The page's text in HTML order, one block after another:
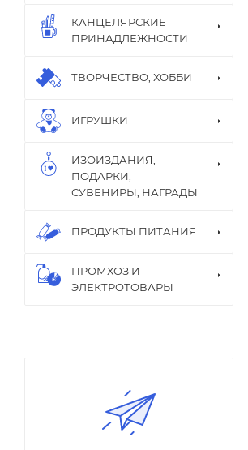
КАНЦЕЛЯРСКИЕ
ПРИНАДЛЕЖНОСТИ
ТВОРЧЕСТВО, ХОББИ
ИГРУШКИ
ИЗОИЗДАНИЯ,
ПОДАРКИ,
СУВЕНИРЫ, НАГРАДЫ
ПРОДУКТЫ ПИТАНИЯ
ПРОМХОЗ И
ЭЛЕКТРОТОВАРЫ